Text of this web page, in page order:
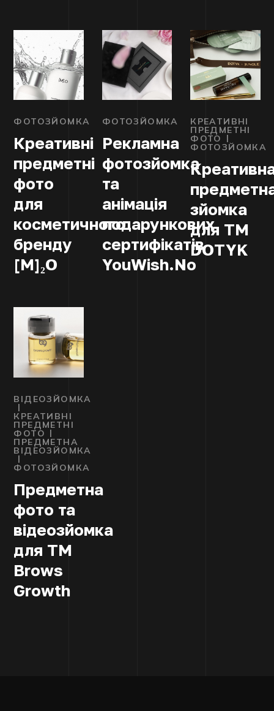
ФОТОЗЙОМКА
Креативні
предметні
фото
для
косметичного
бренду
[M]₂O
ФОТОЗЙОМКА
Рекламна
фотозйомка
та
анімація
подарункових
сертифікатів
YouWish.No
КРЕАТИВНІ
ПРЕДМЕТНІ
ФОТО
ФОТОЗЙОМКА
зйомка
для TM
DOTYK
ВІДЕОЗЙОМКА
КРЕАТИВНІ
ПРЕДМЕТНІ
ФОТО
ПРЕДМЕТНА
ВІДЕОЗЙОМКА
ФОТОЗЙОМКА
Предметна
фото та
відеозйомка
для TM
Brows
Growth